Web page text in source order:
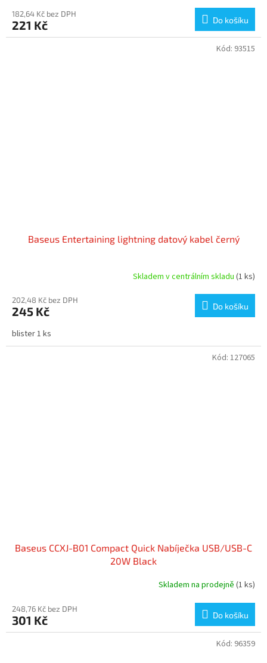
182,64 Kč bez DPH
221 Kč Do košíku
Baseus Entertaining lightning datový kabel černý
Skladem v centrálním skladu (1 ks)
202,48 Kč bez DPH
245 Kč Do košíku
blister 1 ks
Kód: 93515
Baseus CCXJ-B01 Compact Quick Nabíječka USB/USB-C
20W Black
Skladem na prodejně (1 ks)
248,76 Kč bez DPH
301 Kč Do košíku
Kód: 127065
Kód: 96359